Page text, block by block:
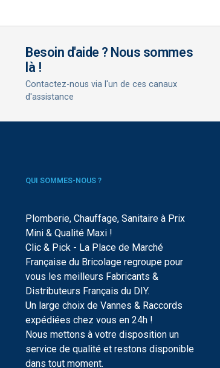
Besoin d'aide ? Nous sommes
là !
Contactez-nous via l'un de ces canaux
d'assistance
QUI SOMMES-NOUS ?
Plomberie, Chauffage, Sanitaire à Prix
Mini & Qualité Maxi !
Clic & Pick - La Place de Marché
Française du Bricolage regroupe pour
vous les meilleurs Fabricants &
Distributeurs Français du DIY.
Un large choix de Vannes & Raccords
expédiées chez vous en 24h !
Nous mettons à votre disposition un
service de qualité et restons disponible
dans tout moment.